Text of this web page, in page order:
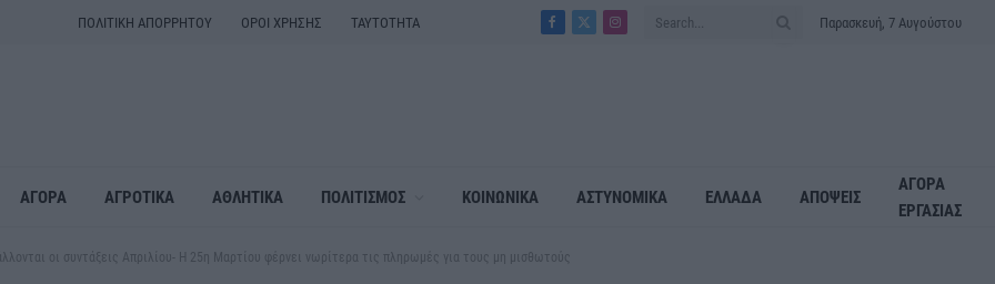
ΠΟΛΙΤΙΚΗ ΑΠΟΡΡΗΤΟΥ ΟΡΟΙ ΧΡΗΣΗΣ ΤΑΥΤΟΤΗΤΑ
Facebook
X
Instagram
Παρασκευή, 7 Αυγούστου
ΑΓΟΡΑ ΑΓΡΟΤΙΚΑ ΑΘΛΗΤΙΚΑ ΠΟΛΙΤΙΣΜΟΣ ΚΟΙΝΩΝΙΚΑ ΑΣΤΥΝΟΜΙΚΑ ΕΛΛΑΔΑ ΑΠΟΨΕΙΣ
ΑΓΟΡΑ
ΕΡΓΑΣΙΑΣ
οι συντάξεις Απριλίου- Η 25η Μαρτίου φέρνει νωρίτερα τις πληρωμές για τους μη μισθωτούς